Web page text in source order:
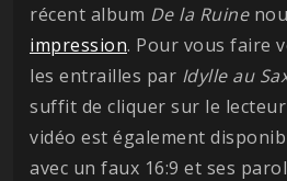
récent album De la Ruine
impression. Pour vous faire
les entrailles par Idylle au
suffit de cliquer sur le lecteur
vidéo est également
avec un faux 16:9 et ses